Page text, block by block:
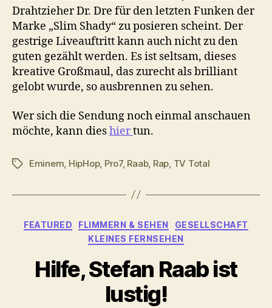
Drahtzieher Dr. Dre für den letzten Funken der
Marke „Slim Shady“ zu posieren scheint. Der
gestrige Liveauftritt kann auch nicht zu den
guten gezählt werden. Es ist seltsam, dieses
kreative Großmaul, das zurecht als brilliant
gelobt wurde, so ausbrennen zu sehen.
Wer sich die Sendung noch einmal anschauen
möchte, kann dieshiertun.
Schlagwörter
Eminem, HipHop, Pro7, Raab, Rap, TV Total
Kategorien
FEATURED FLIMMERN & SEHEN
GESELLSCHAFT
KLEINES FERNSEHEN
Hilfe, Stefan Raab ist
lustig!